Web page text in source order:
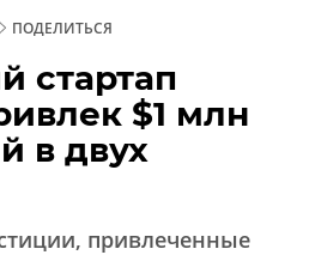
ПОДЕЛИТЬСЯ
стартап
$1 млн
в двух
привлеченные